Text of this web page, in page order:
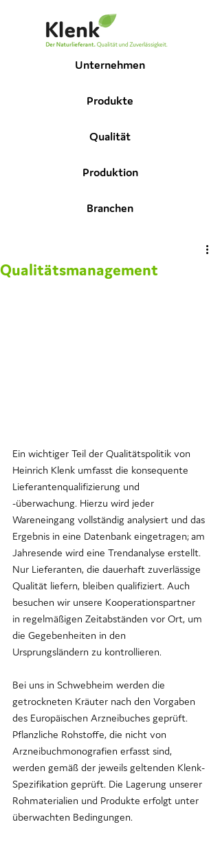
Unternehmen
Produkte
Qualität
Produktion
Branchen
Qualitätsmanagement
Ein wichtiger Teil der Qualitätspolitik von
Heinrich Klenk umfasst die konsequente
Lieferantenqualifizierung und
-überwachung. Hierzu wird jeder
Wareneingang vollständig analysiert und das
Ergebnis in eine Datenbank eingetragen; am
Jahresende wird eine Trendanalyse erstellt.
Nur Lieferanten, die dauerhaft zuverlässige
Qualität liefern, bleiben qualifiziert. Auch
besuchen wir unsere Kooperationspartner
in regelmäßigen Zeitabständen vor Ort, um
die Gegebenheiten in den
Ursprungsländern zu kontrollieren.
Bei uns in Schwebheim werden die
getrockneten Kräuter nach den Vorgaben
des Europäischen Arzneibuches geprüft.
Pflanzliche Rohstoffe, die nicht von
Arzneibuchmonografien erfasst sind,
werden gemäß der jeweils geltenden Klenk-
Spezifikation geprüft. Die Lagerung unserer
Rohmaterialien und Produkte erfolgt unter
überwachten Bedingungen.